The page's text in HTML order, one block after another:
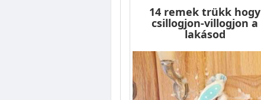
14 remek trükk hogy
csillogjon-villogjon a
lakásod